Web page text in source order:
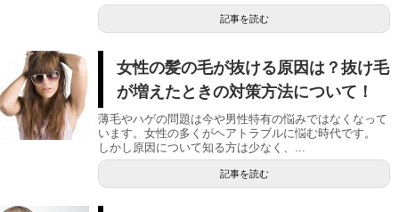
記事を読む
女性の髪の毛が抜ける原因は？抜け毛
が増えたときの対策方法について！
薄毛やハゲの問題は今や男性特有の悩みではなくなって
います。女性の多くがヘアトラブルに悩む時代です。
しかし原因について知る方は少なく、...
記事を読む